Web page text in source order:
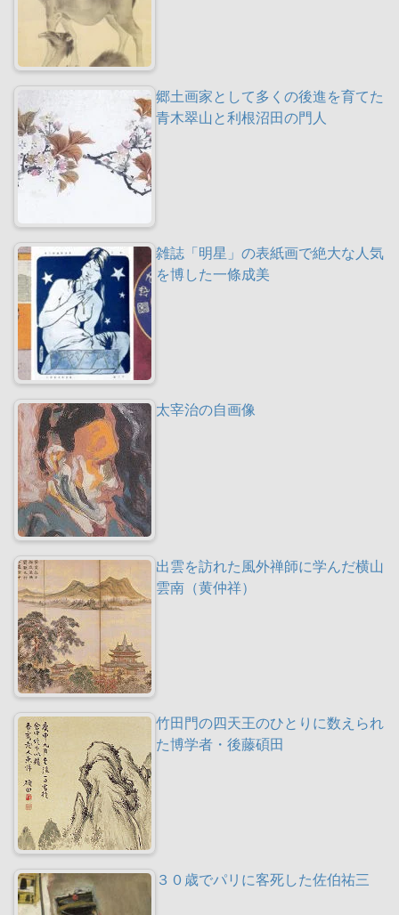
郷土画家として多くの後進を育てた
青木翠山と利根沼田の門人
雑誌「明星」の表紙画で絶大な人気
を博した一條成美
太宰治の自画像
出雲を訪れた風外禅師に学んだ横山
雲南（黄仲祥）
竹田門の四天王のひとりに数えられ
た博学者・後藤碩田
３０歳でパリに客死した佐伯祐三